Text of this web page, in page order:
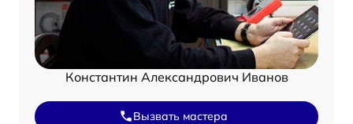
Константин Александрович Иванов
Вызвать мастера